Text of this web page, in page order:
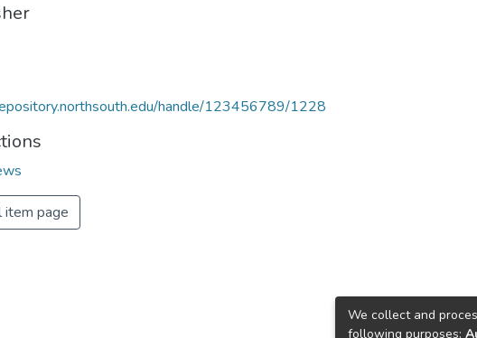
handle/123456789/1228
item page
We collect and
following purposes: